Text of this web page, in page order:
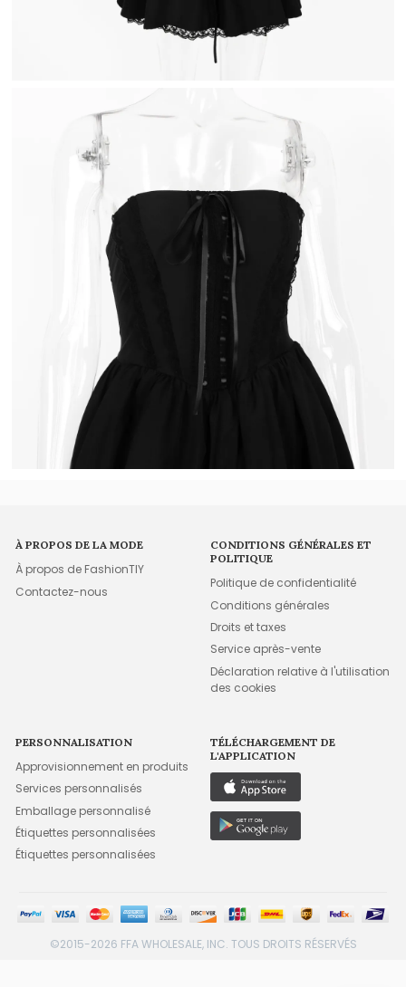
À PROPOS DE LA MODE
À propos de FashionTIY
Contactez-nous
CONDITIONS GÉNÉRALES ET
POLITIQUE
Politique de confidentialité
Conditions générales
Droits et taxes
Service après-vente
Déclaration relative à l'utilisation
des cookies
PERSONNALISATION
Approvisionnement en produits
Services personnalisés
Emballage personnalisé
Étiquettes personnalisées
Étiquettes personnalisées
TÉLÉCHARGEMENT DE
L'APPLICATION
©2015-2026 FFA WHOLESALE, INC. TOUS DROITS RÉSERVÉS